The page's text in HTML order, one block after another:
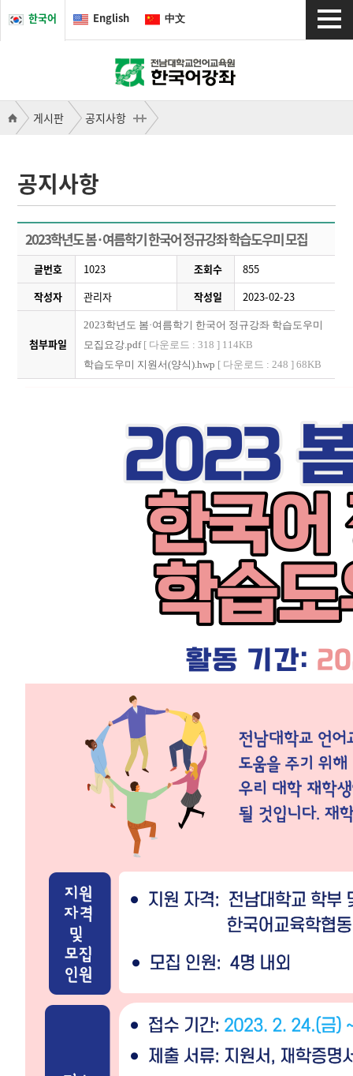
한국어 English 中文
게시판 공지사항
공지사항
2023학년도 봄·여름학기 한국어 정규강좌 학습도우미 모집
글번호 1023 조회수
855
작성자
관리자 작성일 2023-02-23
첨부파일
2023학년도 봄·여름학기 한국어 정규강좌 학습도우미
모집요강.pdf[ 다운로드 : 318 ] 114KB
학습도우미 지원서(양식).hwp [ 다운로드 : 248 ] 68KB